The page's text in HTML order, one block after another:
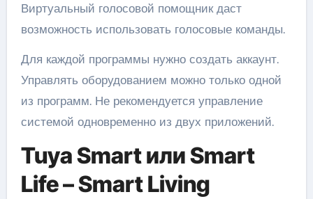
Виртуальный голосовой помощник даст
возможность использовать голосовые команды.
Для каждой программы нужно создать аккаунт.
Управлять оборудованием можно только одной
из программ. Не рекомендуется управление
системой одновременно из двух приложений.
Tuya Smart или Smart
Life – Smart Living